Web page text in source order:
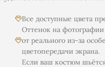
Все доступные цвета
Оттенок на
от реального из-за
цветопередачи экрана.
Если ваш костюм